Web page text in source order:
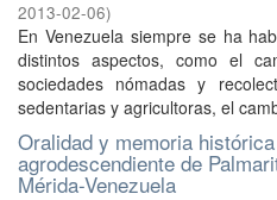
2013-02-06)
En Venezuela siempre se ha
distintos aspectos, como el
sociedades nómadas y
sedentarias y agricultoras, el
Oralidad y memoria
agrodescendiente de
Mérida-Venezuela